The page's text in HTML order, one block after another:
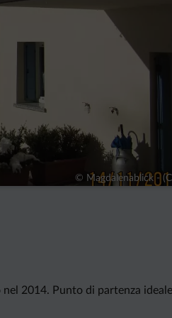
© Magdalenablick -
2014. Punto di partenza